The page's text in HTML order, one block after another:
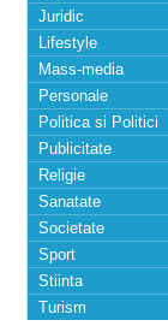
Juridic
Lifestyle
Mass-media
Personale
Politica si Politici
Publicitate
Religie
Sanatate
Societate
Sport
Stiinta
Turism